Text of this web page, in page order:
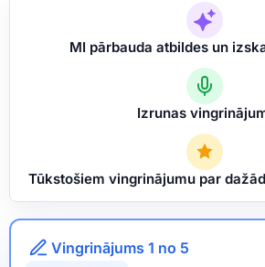
MI pārbauda atbildes un
Izrunas
Tūkstošiem vingrinājumu par
Vingrinājums 1 no 5